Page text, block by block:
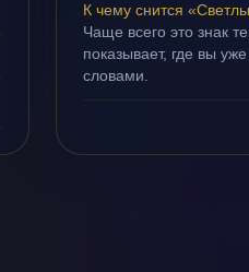
К чему снится
Чаще всего это знак
показывает, где вы
словами.